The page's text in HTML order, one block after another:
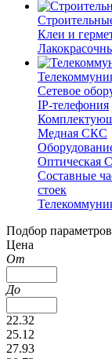
Клеи и
Сетевое
IP-телефония
Медная СКС
Оптическая
Составные
стоек
Подбор параметров
Цена
От
До
22.32
25.12
27.93